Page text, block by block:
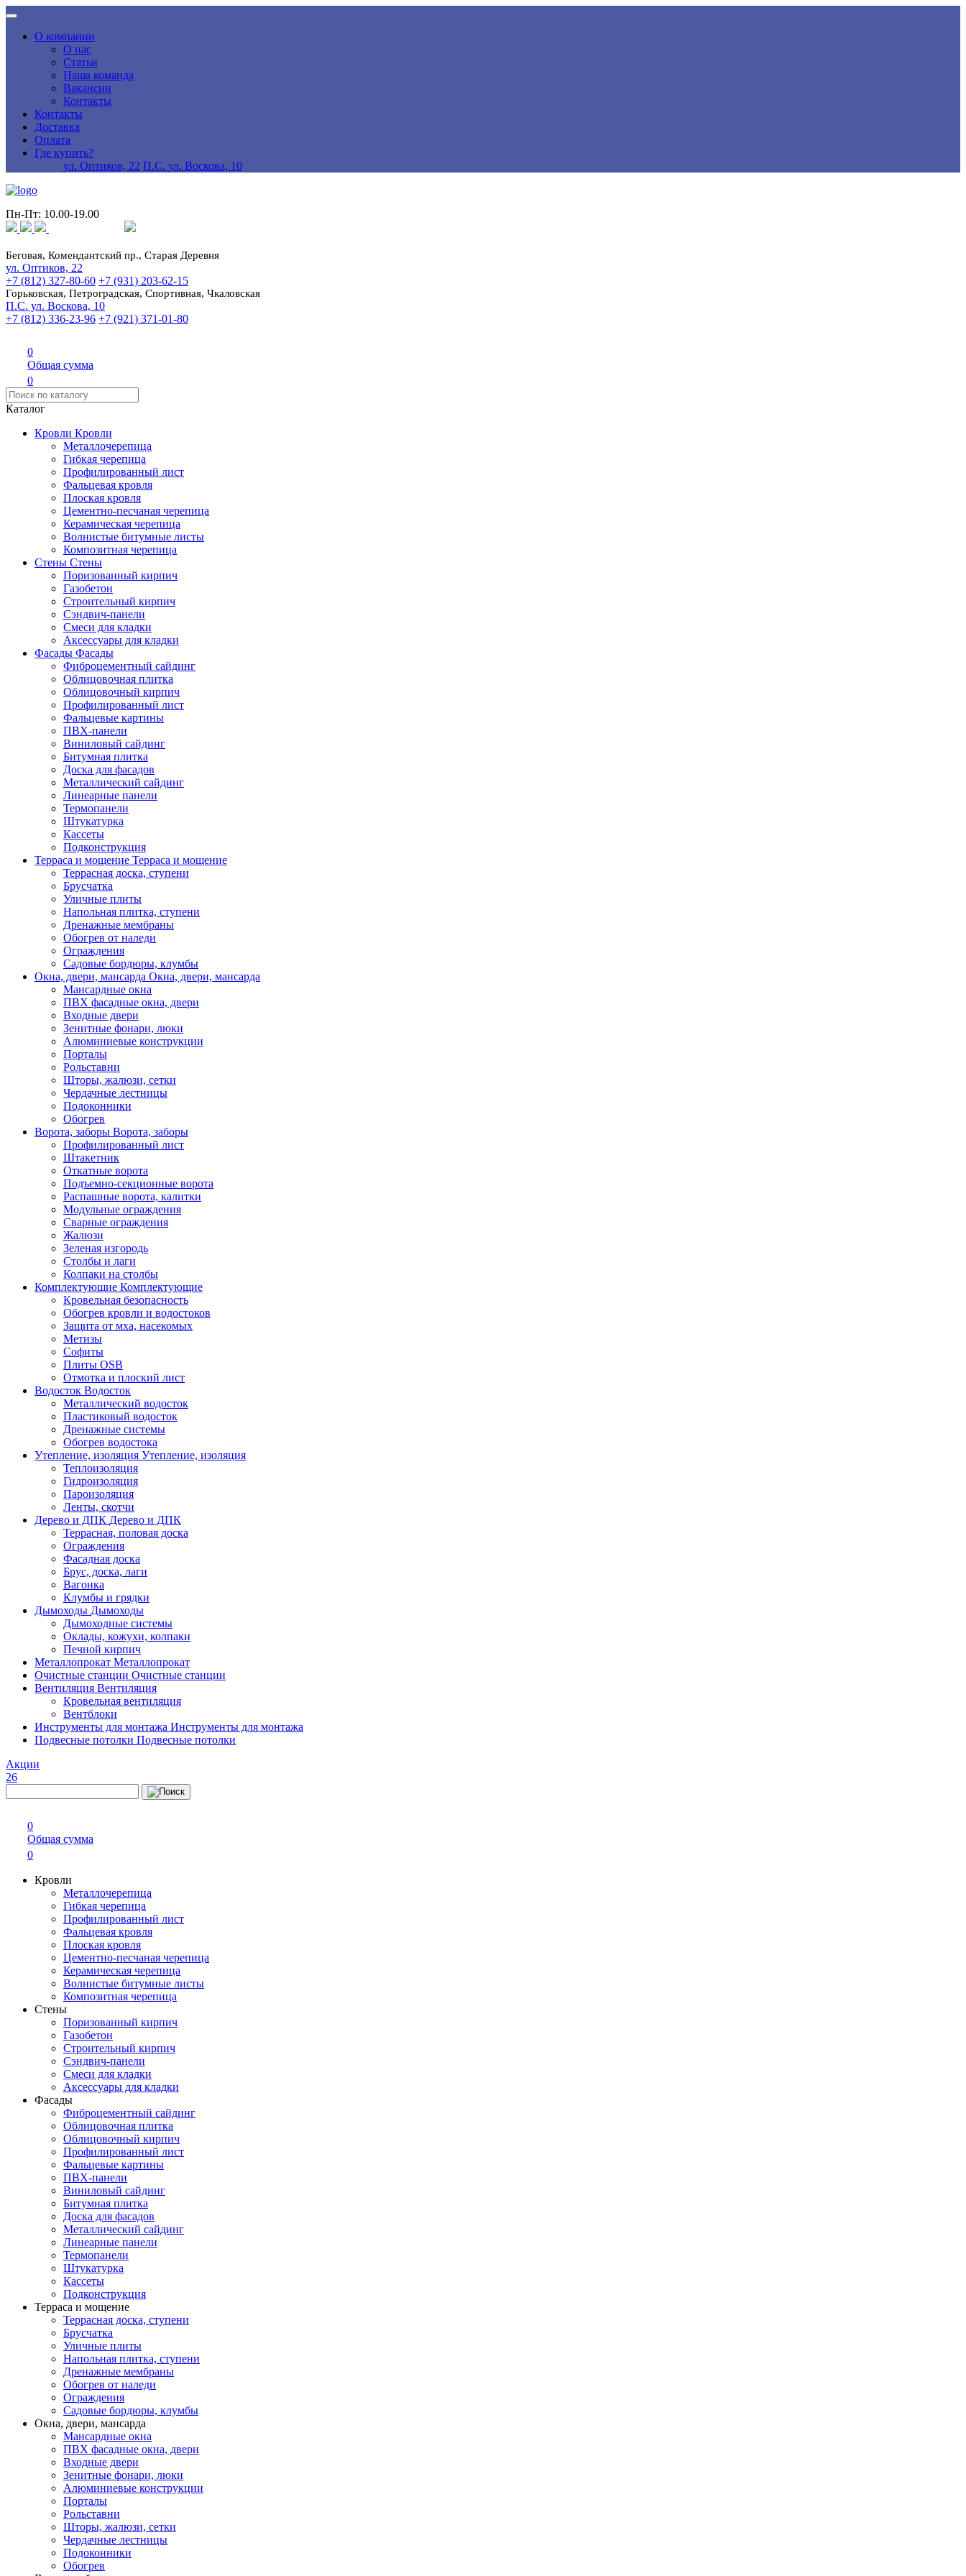
О компании
О нас
Статьи
Наша команда
Вакансии
Контакты
Контакты
Доставка
Оплата
Где купить?
ул. Оптиков, 22 П.С. ул. Воскова, 10
Пн-Пт: 10.00-19.00
Беговая, Комендантский пр., Старая Деревня
ул. Оптиков, 22
+7 (812) 327-80-60 +7 (931) 203-62-15
Горьковская, Петроградская, Спортивная, Чкаловская
П.С. ул. Воскова, 10
+7 (812) 336-23-96 +7 (921) 371-01-80
0
Общая сумма
0
Каталог
Кровли Кровли
Металлочерепица
Гибкая черепица
Профилированный лист
Фальцевая кровля
Плоская кровля
Цементно-песчаная черепица
Керамическая черепица
Волнистые битумные листы
Композитная черепица
Стены Стены
Поризованный кирпич
Газобетон
Строительный кирпич
Сэндвич-панели
Смеси для кладки
Аксессуары для кладки
Фасады Фасады
Фиброцементный сайдинг
Облицовочная плитка
Облицовочный кирпич
Профилированный лист
Фальцевые картины
ПВХ-панели
Виниловый сайдинг
Битумная плитка
Доска для фасадов
Металлический сайдинг
Линеарные панели
Термопанели
Штукатурка
Кассеты
Подконструкция
Терраса и мощение Терраса и мощение
Террасная доска, ступени
Брусчатка
Уличные плиты
Напольная плитка, ступени
Дренажные мембраны
Обогрев от наледи
Ограждения
Садовые бордюры, клумбы
Окна, двери, мансарда Окна, двери, мансарда
Мансардные окна
ПВХ фасадные окна, двери
Входные двери
Зенитные фонари, люки
Алюминиевые конструкции
Порталы
Рольставни
Шторы, жалюзи, сетки
Чердачные лестницы
Подоконники
Обогрев
Ворота, заборы Ворота, заборы
Профилированный лист
Штакетник
Откатные ворота
Подъемно-секционные ворота
Распашные ворота, калитки
Модульные ограждения
Сварные ограждения
Жалюзи
Зеленая изгородь
Столбы и лаги
Колпаки на столбы
Комплектующие Комплектующие
Кровельная безопасность
Обогрев кровли и водостоков
Защита от мха, насекомых
Метизы
Софиты
Плиты OSB
Отмотка и плоский лист
Водосток Водосток
Металлический водосток
Пластиковый водосток
Дренажные системы
Обогрев водостока
Утепление, изоляция Утепление, изоляция
Теплоизоляция
Гидроизоляция
Пароизоляция
Ленты, скотчи
Дерево и ДПК Дерево и ДПК
Террасная, половая доска
Ограждения
Фасадная доска
Брус, доска, лаги
Вагонка
Клумбы и грядки
Дымоходы Дымоходы
Дымоходные системы
Оклады, кожухи, колпаки
Печной кирпич
Металлопрокат Металлопрокат
Очистные станции Очистные станции
Вентиляция Вентиляция
Кровельная вентиляция
Вентблоки
Инструменты для монтажа Инструменты для монтажа
Подвесные потолки Подвесные потолки
Акции
26
0
Общая сумма
0
Кровли
Металлочерепица
Гибкая черепица
Профилированный лист
Фальцевая кровля
Плоская кровля
Цементно-песчаная черепица
Керамическая черепица
Волнистые битумные листы
Композитная черепица
Стены
Поризованный кирпич
Газобетон
Строительный кирпич
Сэндвич-панели
Смеси для кладки
Аксессуары для кладки
Фасады
Фиброцементный сайдинг
Облицовочная плитка
Облицовочный кирпич
Профилированный лист
Фальцевые картины
ПВХ-панели
Виниловый сайдинг
Битумная плитка
Доска для фасадов
Металлический сайдинг
Линеарные панели
Термопанели
Штукатурка
Кассеты
Подконструкция
Терраса и мощение
Террасная доска, ступени
Брусчатка
Уличные плиты
Напольная плитка, ступени
Дренажные мембраны
Обогрев от наледи
Ограждения
Садовые бордюры, клумбы
Окна, двери, мансарда
Мансардные окна
ПВХ фасадные окна, двери
Входные двери
Зенитные фонари, люки
Алюминиевые конструкции
Порталы
Рольставни
Шторы, жалюзи, сетки
Чердачные лестницы
Подоконники
Обогрев